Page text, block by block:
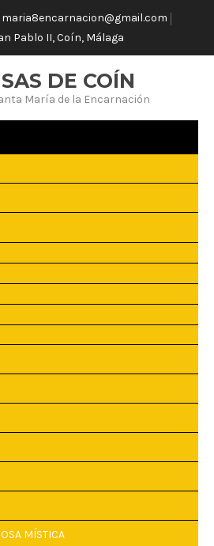
maria8encarnacion@gmail.com
Pablo II, Coín, Málaga
DE COÍN
María de la Encarnación
MÍSTICA